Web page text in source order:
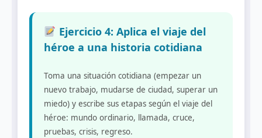
Ejercicio 4: Aplica el viaje del
héroe a una historia cotidiana
Toma una situación cotidiana (empezar un
nuevo trabajo, mudarse de ciudad, superar un
miedo) y escribe sus etapas según el viaje del
héroe: mundo ordinario, llamada, cruce,
pruebas, crisis, regreso.